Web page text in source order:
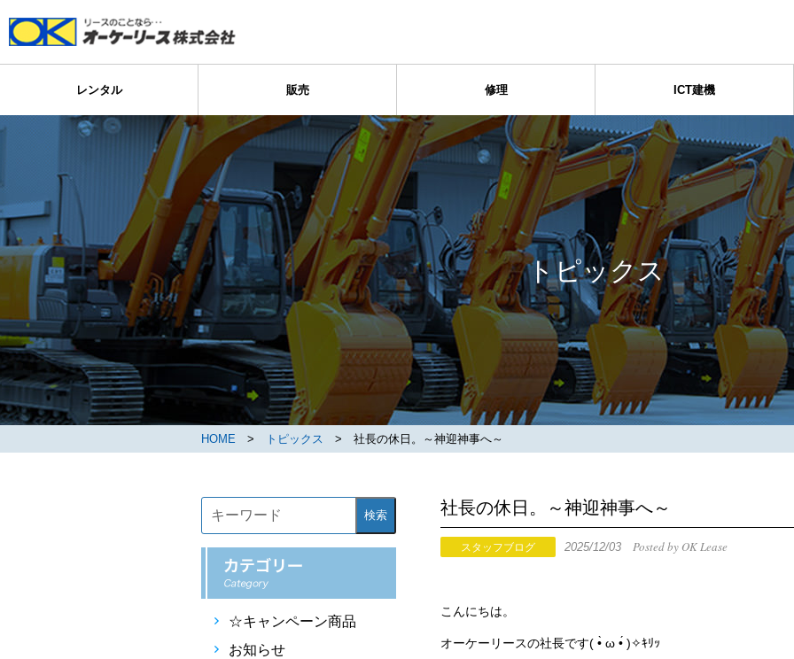
レンタル 販売 修理 ICT建機
トピックス
HOME > トピックス > 社長の休日。～神迎神事へ～
社長の休日。～神迎神事へ～
スタッフブログ 2025/12/03 Posted by OK Lease
こんにちは。
オーケーリースの社長です( •̀ ω •́ )✧ｷﾘｯ
検索
☆キャンペーン商品
お知らせ